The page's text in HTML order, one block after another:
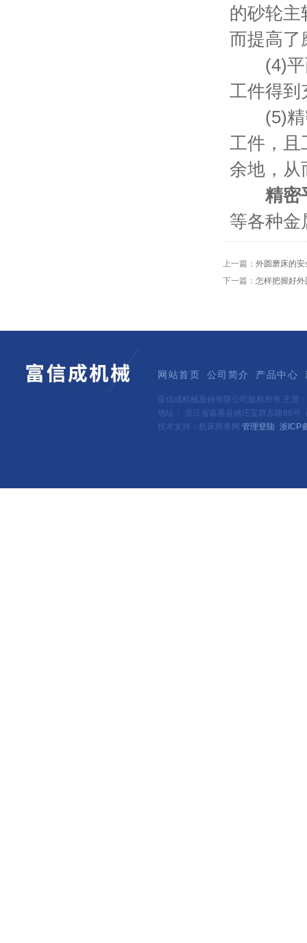
的砂轮主
而提高了
(4)平面
工件得到
(5)精密
工件，且
余地，从
精密
等各种金
上一篇： 外圆磨床的
下一篇： 怎样把握好
网站首页 公司简介 产品中心
富信成机械股份有限公司版权所有 主营：
地址： 浙江省嘉善县姚庄宝群东路88号
技术支持：机床商务网 管理登陆 浙ICP